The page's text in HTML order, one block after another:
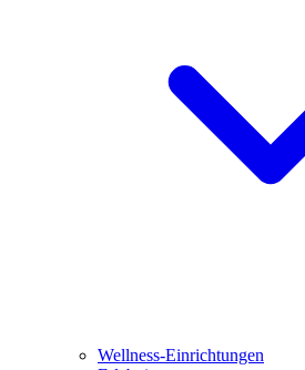
Wellness-Einrichtungen